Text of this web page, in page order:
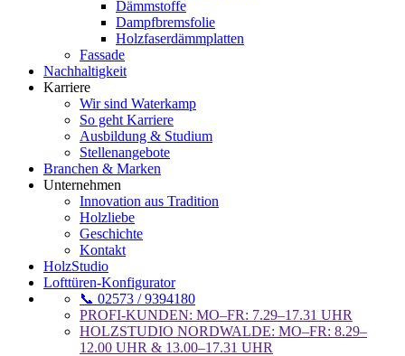
Dämmstoffe
Dampfbremsfolie
Holzfaserdämmplatten
Fassade
Nachhaltigkeit
Karriere
Wir sind Waterkamp
So geht Karriere
Ausbildung & Studium
Stellenangebote
Branchen & Marken
Unternehmen
Innovation aus Tradition
Holzliebe
Geschichte
Kontakt
HolzStudio
Lofttüren-Konfigurator
📞 02573 / 9394180
PROFI-KUNDEN: MO–FR: 7.29–17.31 UHR
HOLZSTUDIO NORDWALDE: MO–FR: 8.29–
12.00 UHR & 13.00–17.31 UHR